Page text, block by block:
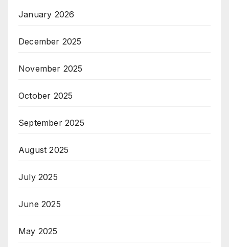
January 2026
December 2025
November 2025
October 2025
September 2025
August 2025
July 2025
June 2025
May 2025